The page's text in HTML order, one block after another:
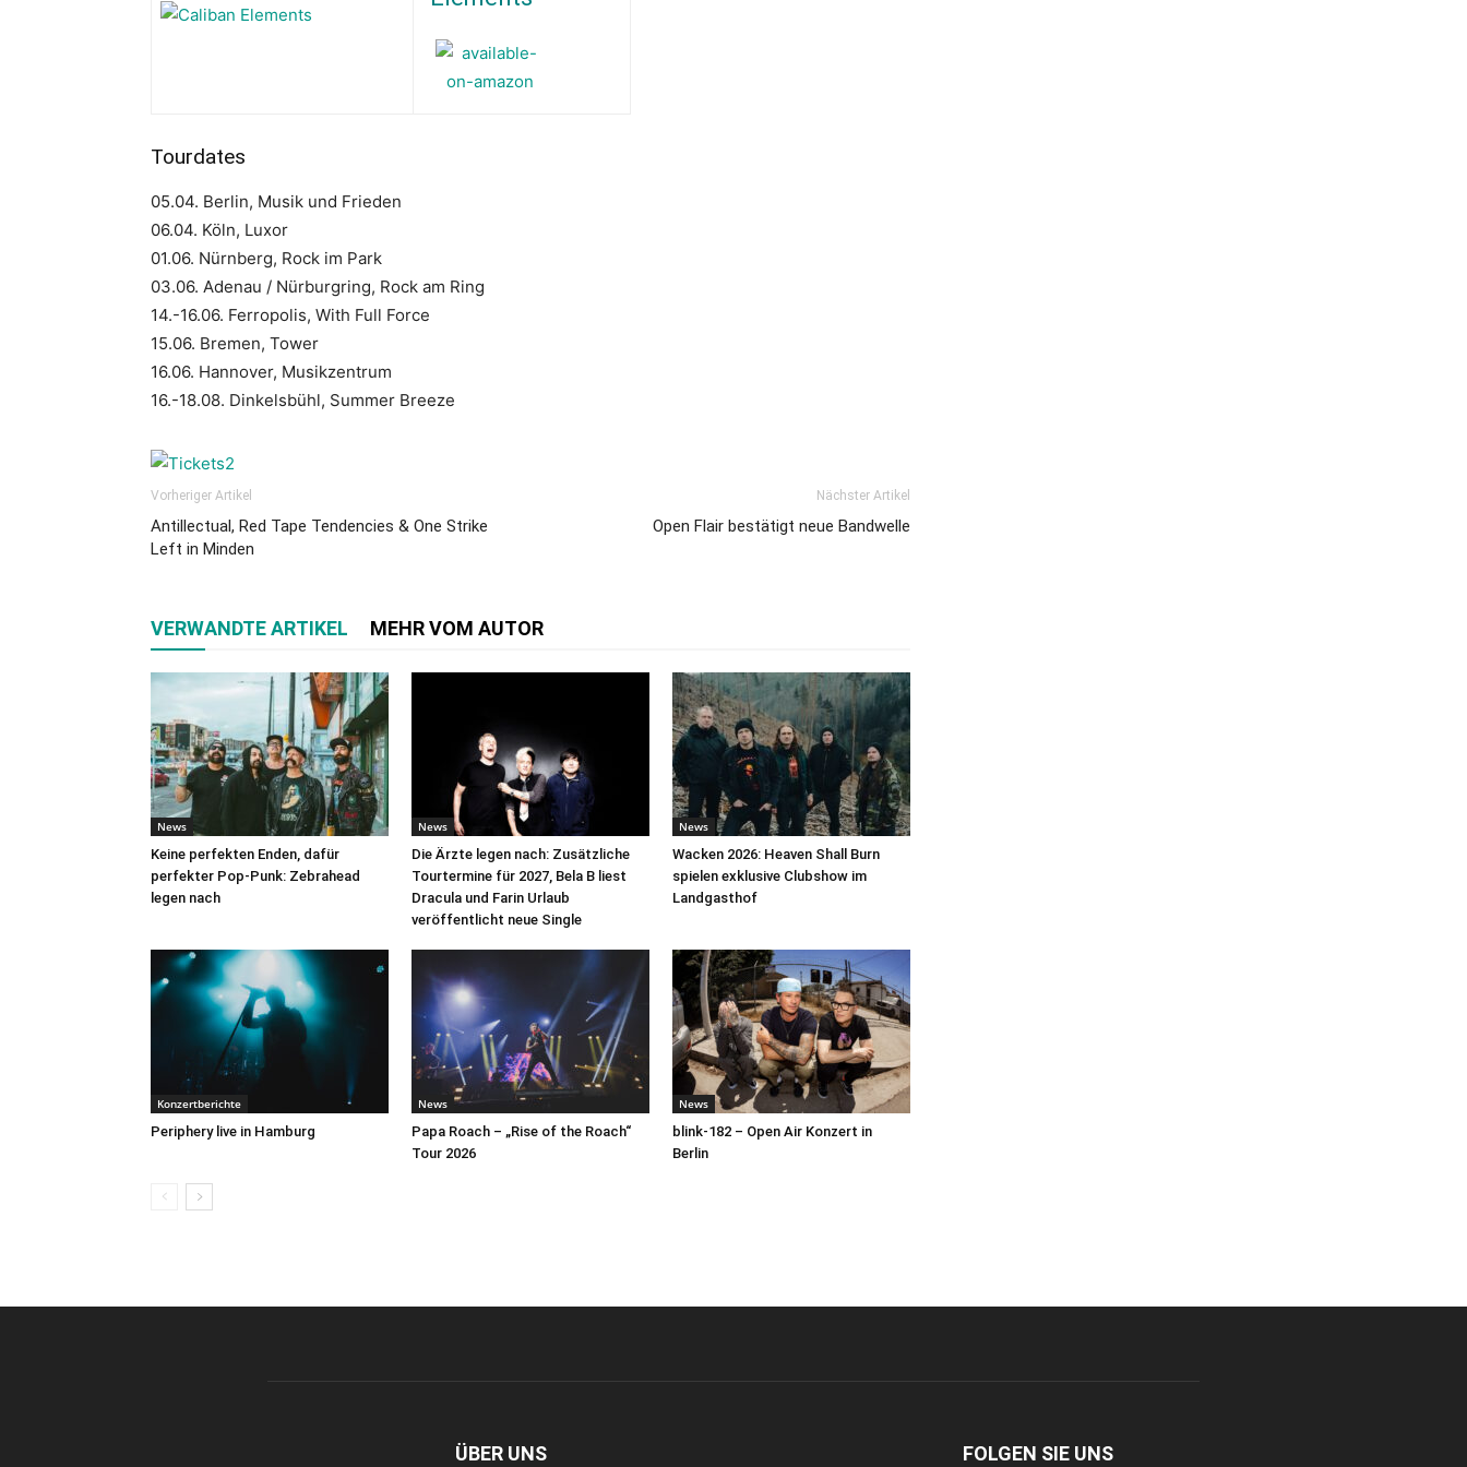
Tourdates
05.04. Berlin, Musik und Frieden
06.04. Köln, Luxor
01.06. Nürnberg, Rock im Park
03.06. Adenau / Nürburgring, Rock am Ring
14.-16.06. Ferropolis, With Full Force
15.06. Bremen, Tower
16.06. Hannover, Musikzentrum
16.-18.08. Dinkelsbühl, Summer Breeze
Vorheriger Artikel
Antillectual, Red Tape Tendencies & One Strike
Left in Minden
Nächster Artikel
Open Flair bestätigt neue Bandwelle
VERWANDTE ARTIKEL MEHR VOM AUTOR
News
Keine perfekten Enden, dafür
perfekter Pop-Punk: Zebrahead
legen nach
News
Die Ärzte legen nach: Zusätzliche
Tourtermine für 2027, Bela B liest
Dracula und Farin Urlaub
veröffentlicht neue Single
News
Wacken 2026: Heaven Shall Burn
spielen exklusive Clubshow im
Landgasthof
Konzertberichte
Periphery live in Hamburg
News
Papa Roach – „Rise of the Roach“
Tour 2026
News
blink-182 – Open Air Konzert in
Berlin
ÜBER UNS FOLGEN SIE UNS